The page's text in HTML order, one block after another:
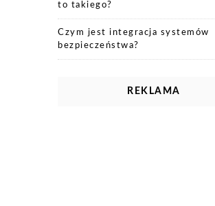
to takiego?
Czym jest integracja systemów
bezpieczeństwa?
REKLAMA